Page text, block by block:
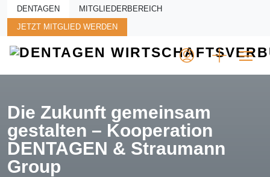
Skip to main content
DENTAGEN MITGLIEDERBEREICH
JETZT MITGLIED WERDEN
Die Zukunft gemeinsam
gestalten – Kooperation
DENTAGEN & Straumann
Group